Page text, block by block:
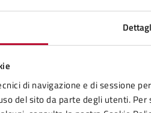
di navigazione e di sessione
del sito da parte degli utenti.
All.3 Modulo domanda affitti